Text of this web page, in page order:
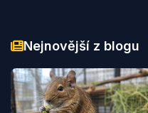
Nejnovější z blogu